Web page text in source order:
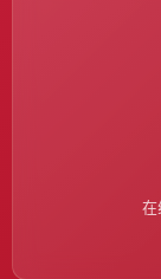
在